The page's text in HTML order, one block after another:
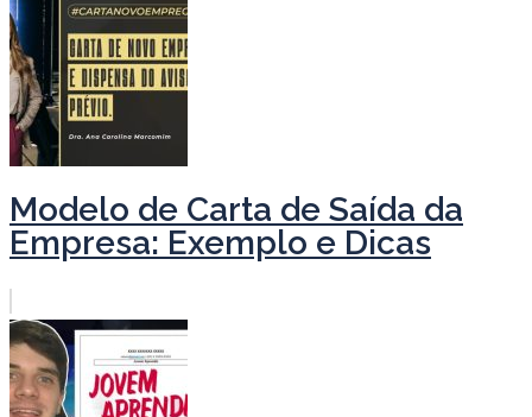
Modelo de Carta de Saída da
Empresa: Exemplo e Dicas